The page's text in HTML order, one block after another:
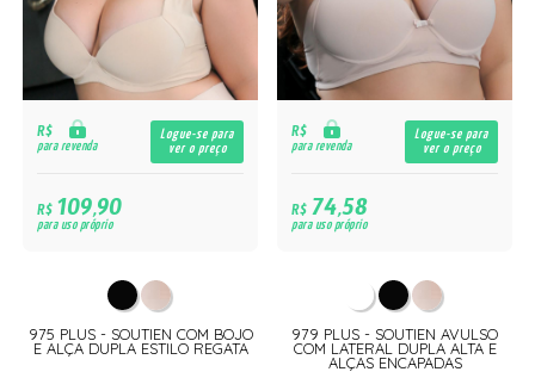
R$
para revenda
Logue-se para
ver o preço
R$109,90
para uso próprio
975 PLUS - SOUTIEN COM BOJO
E ALÇA DUPLA ESTILO REGATA
R$
para revenda
Logue-se para
ver o preço
R$74,58
para uso próprio
979 PLUS - SOUTIEN AVULSO
COM LATERAL DUPLA ALTA E
ALÇAS ENCAPADAS